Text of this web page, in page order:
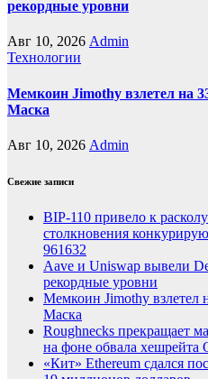
рекордные уровни
Авг 10, 2026 Admin
Технологии
Мемкоин Jimothy взлетел на
Маска
Авг 10, 2026 Admin
Свежие записи
BIP-110 привело к
столкновения
961632
Aave и Uniswap вывели
рекордные уровни
Мемкоин Jimothy взлетел
Маска
Roughnecks прекращает
на фоне обвала хешрейта
«Кит» Ethereum сдался